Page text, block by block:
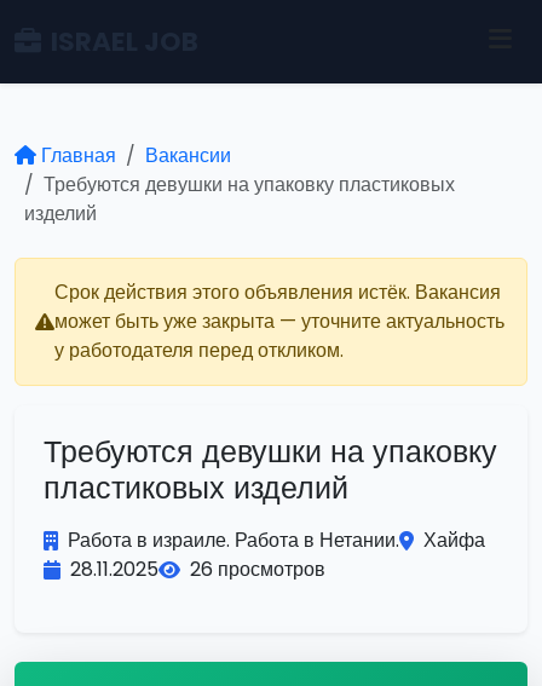
Главная
Вакансии
Требуются девушки на упаковку пластиковых
изделий
Срок действия этого объявления истёк. Вакансия
может быть уже закрыта — уточните актуальность
у работодателя перед откликом.
Требуются девушки на упаковку
пластиковых изделий
Работа в израиле. Работа в Нетании.
Хайфа
28.11.2025
26 просмотров